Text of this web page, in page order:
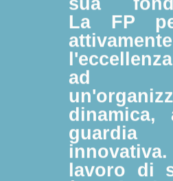
La FP
attivamente
ad
dinamica,
lavoro di